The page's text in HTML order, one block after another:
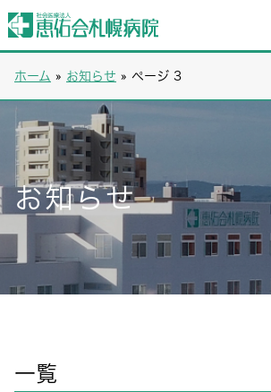
ホーム » お知らせ » ページ 3
お知らせ
一覧